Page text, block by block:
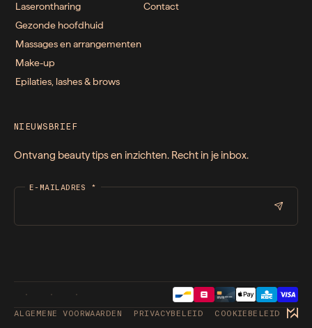
Laserontharing
Gezonde hoofdhuid
Massages en arrangementen
Make-up
Epilaties, lashes & brows
Contact
NIEUWSBRIEF
Ontvang beauty tips en inzichten. Recht in je inbox.
E-MAILADRES *
ALGEMENE VOORWAARDEN PRIVACYBELEID COOKIEBELEID